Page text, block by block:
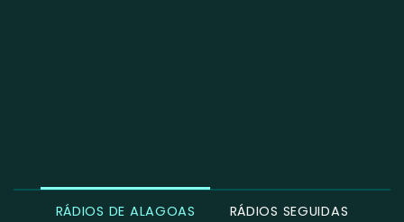
RÁDIOS DE ALAGOAS RÁDIOS SEGUIDAS